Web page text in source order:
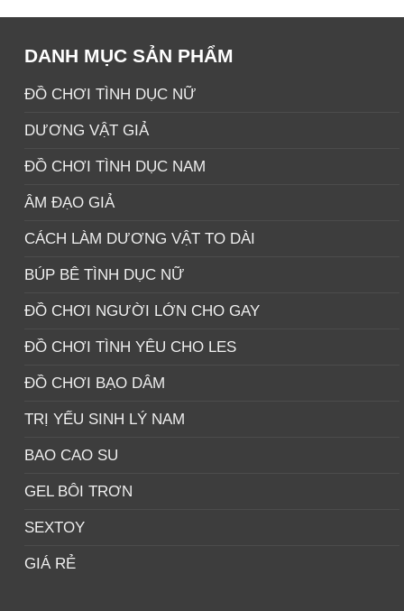
490.000 ₫.
DANH MỤC SẢN PHẨM
ĐỒ CHƠI TÌNH DỤC NỮ
DƯƠNG VẬT GIẢ
ĐỒ CHƠI TÌNH DỤC NAM
ÂM ĐẠO GIẢ
CÁCH LÀM DƯƠNG VẬT TO DÀI
BÚP BÊ TÌNH DỤC NỮ
ĐỒ CHƠI NGƯỜI LỚN CHO GAY
ĐỒ CHƠI TÌNH YÊU CHO LES
ĐỒ CHƠI BẠO DÂM
TRỊ YẾU SINH LÝ NAM
BAO CAO SU
GEL BÔI TRƠN
SEXTOY
GIÁ RẺ